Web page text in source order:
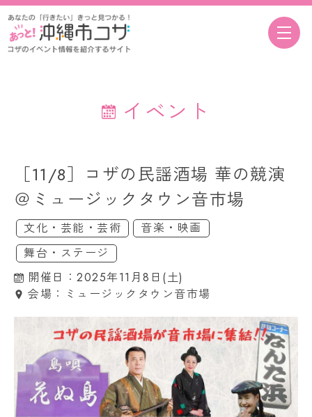
イベント
［11/8］コザの民謡酒場 華の競演
＠ミュージックタウン音市場
文化・芸能・芸術
音楽・映画
舞台・ステージ
開催日：2025年11月8日(土)
会場：ミュージックタウン音市場